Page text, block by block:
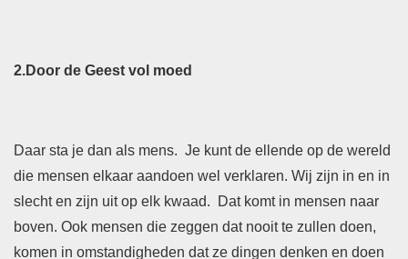
2.Door de Geest vol moed
Daar sta je dan als mens. Je kunt de ellende op de wereld
die mensen elkaar aandoen wel verklaren. Wij zijn in en in
slecht en zijn uit op elk kwaad. Dat komt in mensen naar
boven. Ook mensen die zeggen dat nooit te zullen doen,
komen in omstandigheden dat ze dingen denken en doen